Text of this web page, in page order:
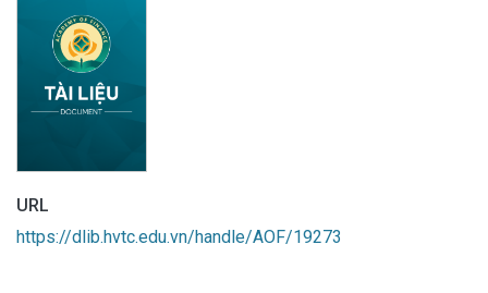
URL
https://dlib.hvtc.edu.vn/handle/AOF/19273